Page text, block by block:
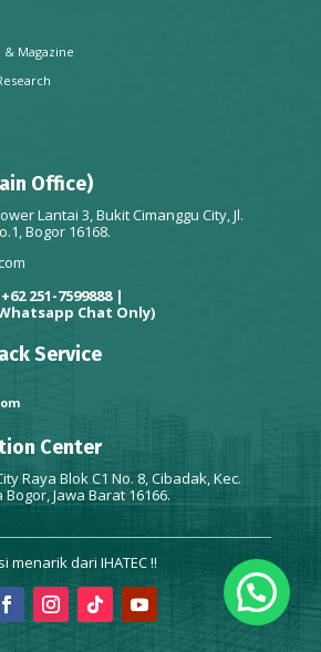
& Magazine
Office)
Lantai 3, Bukit Cimanggu City, Jl.
Bogor 16168.
251-7599888 |
Chat Only)
Service
Center
Raya Blok C1 No. 8, Cibadak, Kec.
Jawa Barat 16166.
dari IHATEC !!